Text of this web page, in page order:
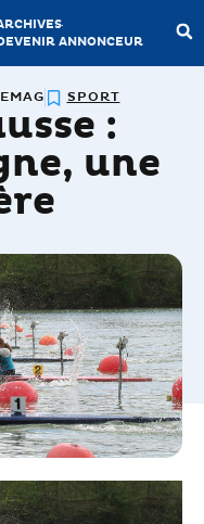
ANNONCEUR
SPORT
:
une